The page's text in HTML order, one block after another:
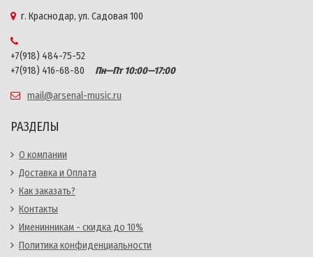
г. Краснодар, ул. Садовая 100
+7(918) 484-75-52
+7(918) 416-68-80
Пн—Пт 10:00—17:00
mail@arsenal-music.ru
РАЗДЕЛЫ
О компании
Доставка и Оплата
Как заказать?
Контакты
Именинникам - скидка до 10%
Политика конфиденциальности